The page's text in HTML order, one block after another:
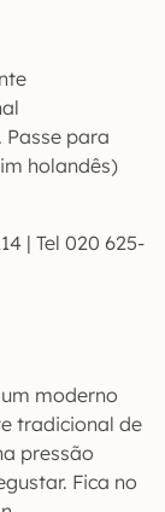
para
holandês)
| Tel 020 625-
moderno
tradicional de
pressão
Fica no